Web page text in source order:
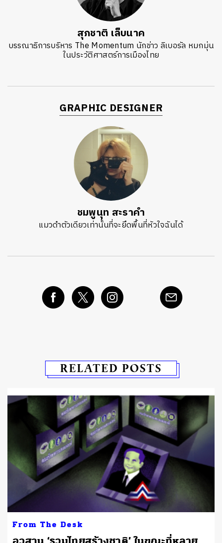
สุภชาติ เล็บนาค
บรรณาธิการบริหาร The Momentum นักข่าว ลิเบอรัล หมกมุ่น
ในประวัติศาสตร์การเมืองไทย
GRAPHIC DESIGNER
ชมพูนุท สะราคำ
แมวดำตัวเดียวเท่านั้นที่จะยึดพื้นที่หัวใจฉันได้
RELATED POSTS
From The Desk
อวสาน ‘รวมไทยสร้างชาติ’ ในขณะที่หลาย